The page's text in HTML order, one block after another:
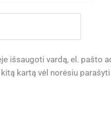
išsaugoti vardą, el. pašto
kartą vėl norėsiu